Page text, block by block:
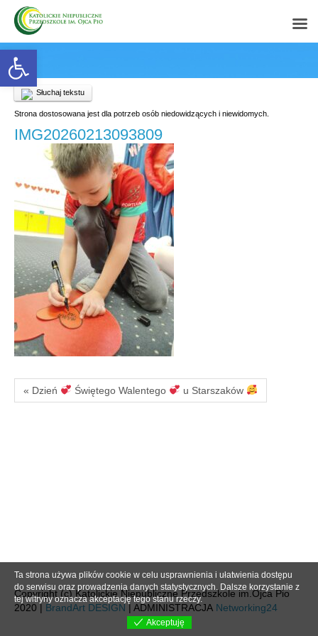
Open toolbar
Słuchaj tekstu
Strona dostosowana jest dla potrzeb osób niedowidzących i niewidomych.
IMG20260213093809
« Dzień Świętego Walentego u Starszaków
Copyright (c) Katolickie Niepubliczne Przedszkole im.Ojca Pio
2020 | BrandArt DESIGN | ADMINISTRACJA Networking24
Ta strona używa plików cookie w celu usprawnienia i ułatwienia dostępu
do serwisu oraz prowadzenia danych statystycznych. Dalsze korzystanie z
tej witryny oznacza akceptację tego stanu rzeczy.
Akceptuję